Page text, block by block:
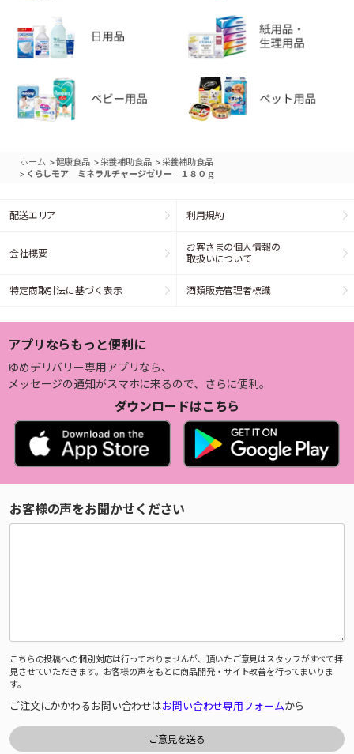
ホーム >健康食品 > 栄養補助食品 > 栄養補助食品
> くらしモア ミネラルチャージゼリー １８０ｇ
配送エリア 利用規約
会社概要
お客さまの個人情報の
取扱いについて
特定商取引法に基づく表示 酒類販売管理者標識
アプリならもっと便利に
ゆめデリバリー専用アプリなら、
メッセージの通知がスマホに来るので、さらに便利。
ダウンロードはこちら
お客様の声をお聞かせください
こちらの投稿への個別対応は行っておりませんが、頂いたご意見はスタッフがすべて拝
見させていただきます。お客様の声をもとに商品開発・サイト改善を行ってまいりま
す。
ご注文にかかわるお問い合わせはお問い合わせ専用フォームから